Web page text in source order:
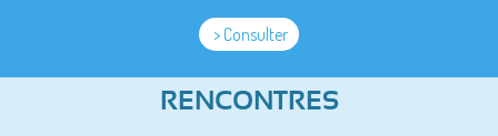
> Consulter
RENCONTRES